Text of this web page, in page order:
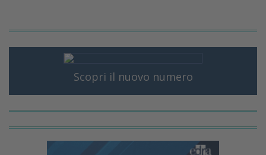
Scopri il nuovo numero